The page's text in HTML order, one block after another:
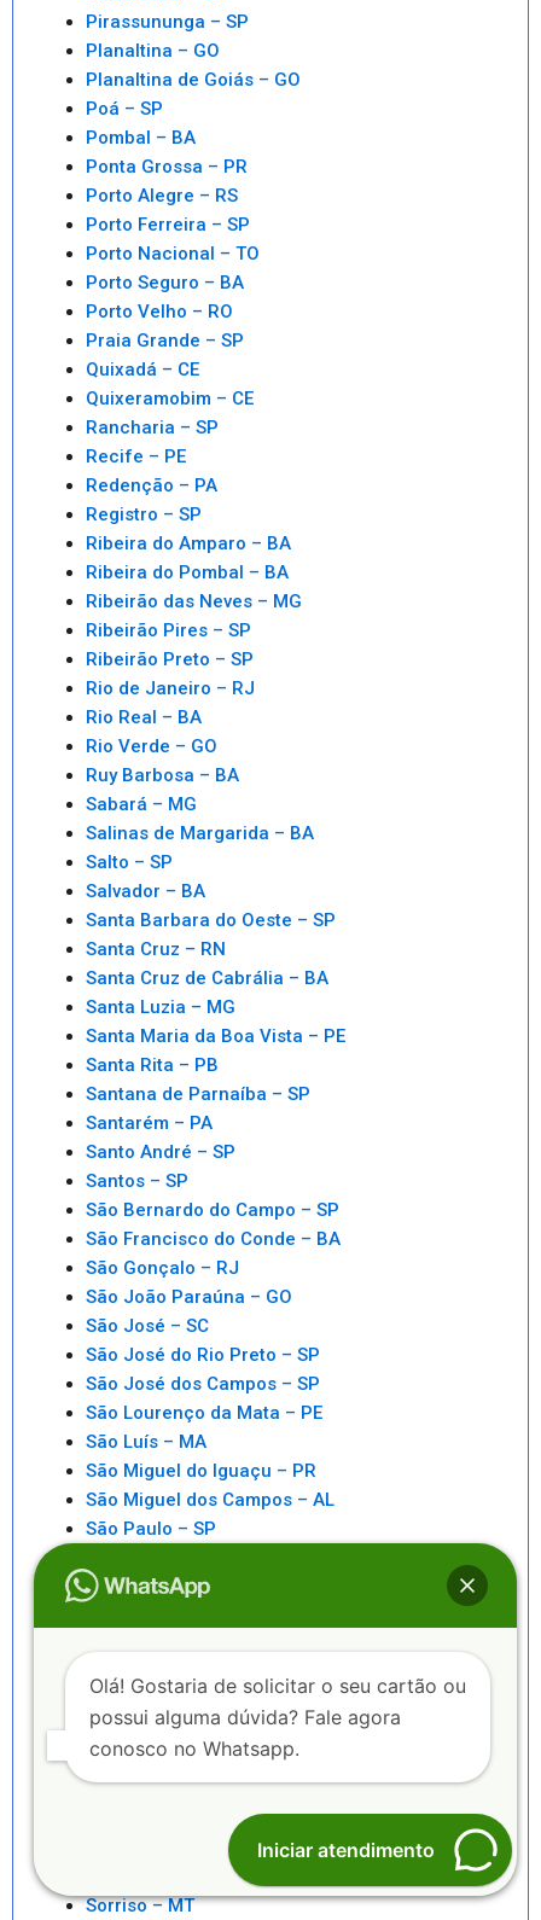
Pirassununga – SP
Planaltina – GO
Planaltina de Goiás – GO
Poá – SP
Pombal – BA
Ponta Grossa – PR
Porto Alegre – RS
Porto Ferreira – SP
Porto Nacional – TO
Porto Seguro – BA
Porto Velho – RO
Praia Grande – SP
Quixadá – CE
Quixeramobim – CE
Rancharia – SP
Recife – PE
Redenção – PA
Registro – SP
Ribeira do Amparo – BA
Ribeira do Pombal – BA
Ribeirão das Neves – MG
Ribeirão Pires – SP
Ribeirão Preto – SP
Rio de Janeiro – RJ
Rio Real – BA
Rio Verde – GO
Ruy Barbosa – BA
Sabará – MG
Salinas de Margarida – BA
Salto – SP
Salvador – BA
Santa Barbara do Oeste – SP
Santa Cruz – RN
Santa Cruz de Cabrália – BA
Santa Luzia – MG
Santa Maria da Boa Vista – PE
Santa Rita – PB
Santana de Parnaíba – SP
Santarém – PA
Santo André – SP
Santos – SP
São Bernardo do Campo – SP
São Francisco do Conde – BA
São Gonçalo – RJ
São João Paraúna – GO
São José – SC
São José do Rio Preto – SP
São José dos Campos – SP
São Lourenço da Mata – PE
São Luís – MA
São Miguel do Iguaçu – PR
São Miguel dos Campos – AL
São Paulo – SP
São Sebastiao – SP
Senhor do Bonfim – BA
Serra – ES
Serrinha – BA
Sete Lagoas – MG
Sorriso – MT
Olá! Gostaria de solicitar o seu cartão ou
possui alguma dúvida? Fale agora
conosco no Whatsapp.
Iniciar atendimento